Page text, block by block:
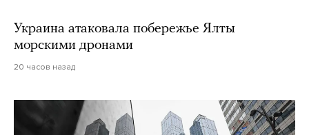
Украина атаковала побережье Ялты
морскими дронами
20 часов назад